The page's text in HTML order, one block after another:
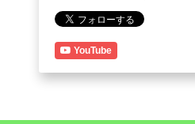
YouTube